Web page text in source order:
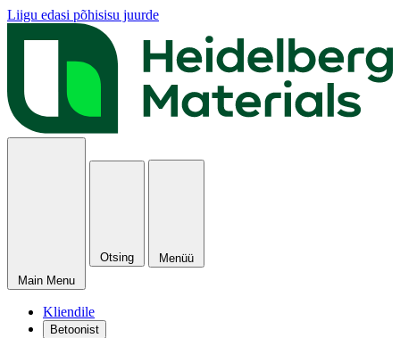
Liigu edasi põhisisu juurde
Main Menu
Otsing Menüü
Kliendile
Betoonist